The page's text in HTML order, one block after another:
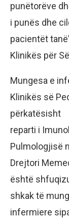
punëtorëve
i punës dhe
pacientët
Klinikës për
Mungesa e
Klinikës së
përkatësisht
reparti i
Pulmologjisë
Drejtori
është
shkak të
infermiere